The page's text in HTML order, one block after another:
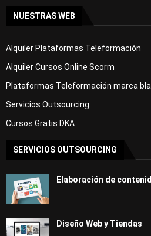
NUESTRAS WEB
Alquiler Plataformas Teleformación
Alquiler Cursos Online Scorm
Plataformas Teleformación marca
Servicios Outsourcing
Cursos Gratis DKA
SERVICIOS OUTSOURCING
Elaboración de
Diseño Web y Tiendas